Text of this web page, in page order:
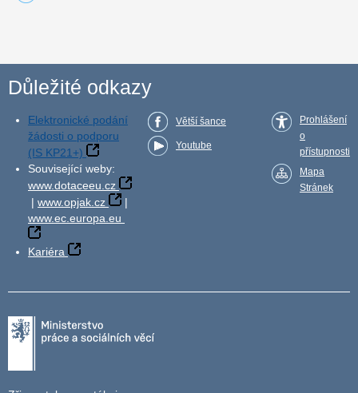
Důležité odkazy
Elektronické podání
žádosti o podporu
(IS KP21+)
Související weby:
www.dotaceeu.cz
| www.opjak.cz
|
www.ec.europa.eu
Kariéra
Větší šance
Youtube
Prohlášení
o
přístupnosti
Mapa
Stránek